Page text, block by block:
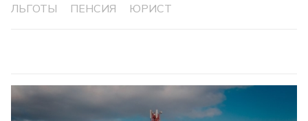
ЛЬГОТЫ ПЕНСИЯ ЮРИСТ